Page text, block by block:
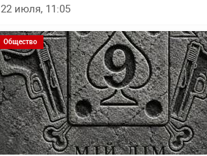
22 июля, 11:05
Общество